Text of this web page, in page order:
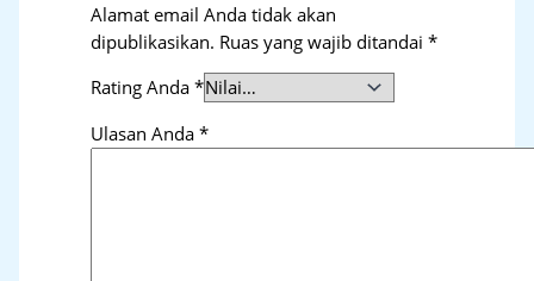
Alamat email Anda tidak akan
dipublikasikan. Ruas yang wajib ditandai*
Rating Anda*
Ulasan Anda*